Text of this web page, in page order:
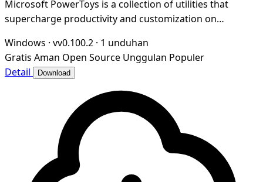
Microsoft PowerToys is a collection of utilities that
supercharge productivity and customization on
Windows · vv0.100.2 · 1 unduhan
Gratis Aman Open Source Unggulan Populer
Detail
Download